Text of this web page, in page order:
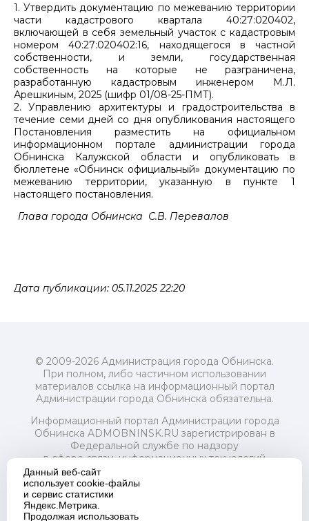
1. Утвердить документацию по межеванию территории
части кадастрового квартала 40:27:020402,
включающей в себя земельный участок с кадастровым
номером 40:27:020402:16, находящегося в частной
собственности, и земли, государственная
собственность на которые не разграничена,
разработанную кадастровым инженером М.Л.
Арешкиным, 2025 (шифр 01/08-25-ПМТ).
2. Управлению архитектуры и градостроительства в
течение семи дней со дня опубликования настоящего
Постановления разместить на официальном
информационном портале администрации города
Обнинска Калужской области и опубликовать в
бюллетене «Обнинск официальный» документацию по
межеванию территории, указанную в пункте 1
настоящего постановления.
Глава города Обнинска С.В. Перевалов
Дата публикации: 05.11.2025 22:20
© 2009-2026 Администрация города Обнинска.
При полном, либо частичном использовании
материалов ссылка на информационный портал
Администрации города Обнинска обязательна.
Информационный портал Администрации города
Обнинска ADMOBNINSK.RU зарегистрирован в
Федеральной службе по надзору
в сфере связи, информационных технологий
и массовых коммуникаций (Роскомнадзор) 24 июля
2018 года.
Свидетельство о регистрации Эл № ФС77-73321
Учредитель: Администрация (исполнительно-
Данный веб-сайт
использует cookie-файлы
и сервис статистики
Яндекс.Метрика.
Продолжая использовать